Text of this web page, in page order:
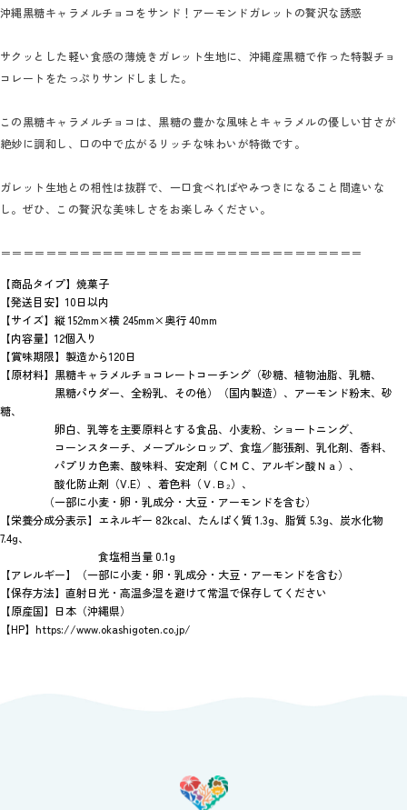
沖縄黒糖キャラメルチョコをサンド！アーモンドガレットの贅沢な誘惑
サクッとした軽い食感の薄焼きガレット生地に、沖縄産黒糖で作った特製チョ
コレートをたっぷりサンドしました。
この黒糖キャラメルチョコは、黒糖の豊かな風味とキャラメルの優しい甘さが
絶妙に調和し、口の中で広がるリッチな味わいが特徴です。
ガレット生地との相性は抜群で、一口食べればやみつきになること間違いな
し。ぜひ、この贅沢な美味しさをお楽しみください。
＝＝＝＝＝＝＝＝＝＝＝＝＝＝＝＝＝＝＝＝＝＝＝＝＝＝＝＝＝＝＝＝
【商品タイプ】焼菓子
【発送目安】10日以内
【サイズ】縦 152mm×横 245mm×奥行 40mm
【内容量】12個入り
【賞味期限】製造から120日
【原材料】黒糖キャラメルチョコレートコーチング（砂糖、植物油脂、乳糖、
黒糖パウダー、全粉乳、その他）（国内製造）、アーモンド粉末、砂
糖、
卵白、乳等を主要原料とする食品、小麦粉、ショートニング、
コーンスターチ、メープルシロップ、食塩／膨張剤、乳化剤、香料、
パプリカ色素、酸味料、安定剤（ＣＭＣ、アルギン酸Ｎａ）、
酸化防止剤（V.E）、着色料（Ｖ.Ｂ₂）、
（一部に小麦・卵・乳成分・大豆・アーモンドを含む）
【栄養分成分表示】エネルギー 82kcal、たんぱく質 1.3g、脂質 5.3g、炭水化物
7.4g、
食塩相当量 0.1g
【アレルギー】（一部に小麦・卵・乳成分・大豆・アーモンドを含む）
【保存方法】直射日光・高温多湿を避けて常温で保存してください
【原産国】日本（沖縄県）
【HP】https://www.okashigoten.co.jp/